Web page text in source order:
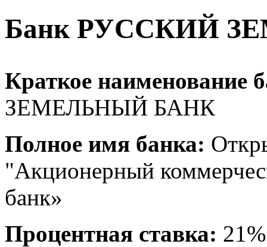
Банк РУССКИЙ
Краткое наименование
ЗЕМЕЛЬНЫЙ БАНК
Полное имя банка:
"Акционерный
банк»
Процентная ставка: 21%